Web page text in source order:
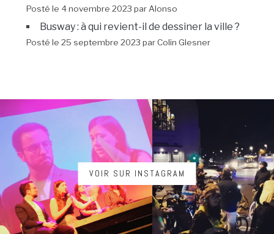
Posté le 4 novembre 2023 par Alonso
Busway : à qui revient-il de dessiner la ville ?
Posté le 25 septembre 2023 par Colin Glesner
VOIR SUR INSTAGRAM